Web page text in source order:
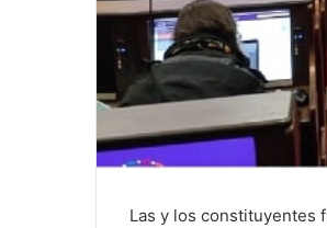
Las y los constituyentes